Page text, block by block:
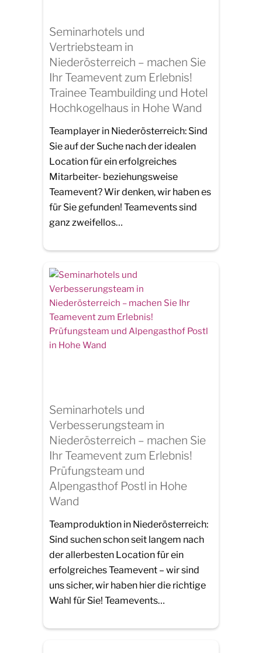
Seminarhotels und
Vertriebsteam in
Niederösterreich – machen Sie
Ihr Teamevent zum Erlebnis!
Trainee Teambuilding und Hotel
Hochkogelhaus in Hohe Wand
Teamplayer in Niederösterreich: Sind
Sie auf der Suche nach der idealen
Location für ein erfolgreiches
Mitarbeiter- beziehungsweise
Teamevent? Wir denken, wir haben es
für Sie gefunden! Teamevents sind
ganz zweifellos…
Seminarhotels und
Verbesserungsteam in
Niederösterreich – machen Sie
Ihr Teamevent zum Erlebnis!
Prüfungsteam und
Alpengasthof Postl in Hohe
Wand
Teamproduktion in Niederösterreich:
Sind suchen schon seit langem nach
der allerbesten Location für ein
erfolgreiches Teamevent – wir sind
uns sicher, wir haben hier die richtige
Wahl für Sie! Teamevents…